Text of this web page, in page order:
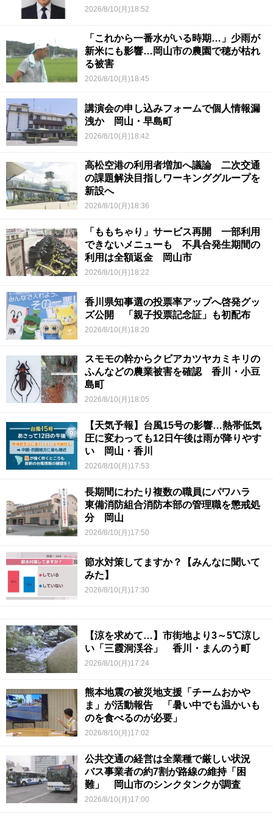
2026/8/10(月)18:52
「これから一番水がいる時期…」少雨が
新米にも影響…岡山市の農園で穂が枯れ
る被害
2026/8/10(月)18:45
講演会の申し込みフォームで個人情報漏
洩か 岡山・早島町
2026/8/10(月)18:42
高松空港の利用者増加へ議論 二次交通
の課題解決目指しワーキンググループを
新設へ
2026/8/10(月)18:36
「ももちゃり」サービス再開 一部利用
できないメニューも 不具合発生期間の
利用は全額返金 岡山市
2026/8/10(月)18:22
香川県知事選の投票率アップへ啓発グッ
ズ公開 「親子投票記念証」も初配布
2026/8/10(月)18:20
スモモの幹からクビアカツヤカミキリの
ふんなどの農業被害を確認 香川・小豆
島町
2026/8/10(月)18:05
【天気予報】台風15号の影響…熱帯低気
圧に変わっても12日午後は雨が降りやす
い 岡山・香川
2026/8/10(月)17:53
長期間にわたり複数の職員にパワハラ
東備消防組合消防本部の管理職を懲戒処
分 岡山
2026/8/10(月)17:50
節水対策してますか？【みんなに聞いて
みた】
2026/8/10(月)17:30
【涼を求めて…】市街地より3～5℃涼し
い「三霞洞渓谷」 香川・まんのう町
2026/8/10(月)17:24
熊本地震の被災地支援「チームおかや
ま」が活動報告 「暑い中でも温かいも
のを食べるのが必要」
2026/8/10(月)17:02
公共交通の経営は全業種で厳しい状況
バス事業者の約7割が路線の維持「困
難」 岡山市のシンクタンクが調査
2026/8/10(月)17:00